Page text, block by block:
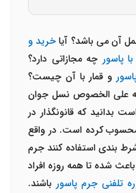
آن می باشد؟ آیاخرید و
پاسور چه مجازاتی دارد؟
و قمار با آن چیست؟
علی الخصوص نسل جوان
بدانید که قانونگذار در
محسوب کرده است. در واقع
بندی استفاده کنند جرم
شده تا همه روزه افراد
تلفنی جرم پاسور باشند.